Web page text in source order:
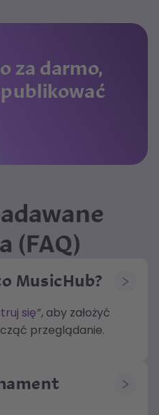
za darmo,
publikować
(FAQ)
MusicHub?
się”, aby założyć
przeglądanie.